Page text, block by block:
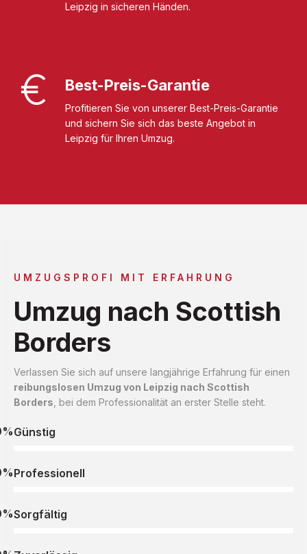
Leipzig in sicheren Händen.
Best-Preis-Garantie
Profitieren Sie von unserer Best-Preis-Garantie
und sichern Sie sich das beste Angebot in
Leipzig für Ihren Umzug.
UMZUGSPROFI MIT ERFAHRUNG
Umzug nach Scottish
Borders
Verlassen Sie sich auf unsere langjährige Erfahrung für einen
reibungslosen Umzug von Leipzig nach Scottish
Borders , bei dem Professionalität an erster Stelle steht.
Günstig
Professionell
Sorgfältig